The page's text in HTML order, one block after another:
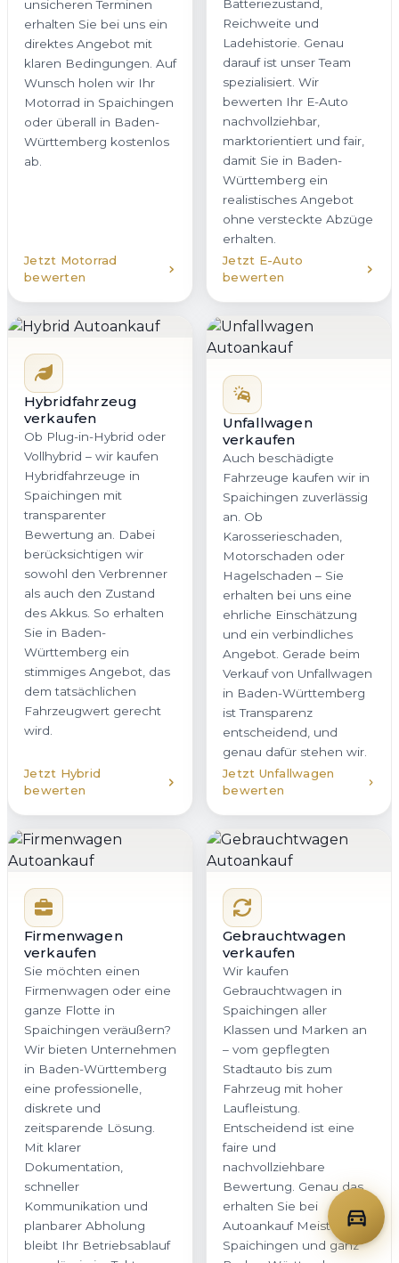
unsicheren Terminen
erhalten Sie bei uns ein
direktes Angebot mit
klaren Bedingungen. Auf
Wunsch holen wir Ihr
Motorrad in Spaichingen
oder überall in Baden-
Württemberg kostenlos
ab.
Jetzt Motorrad
bewerten
Batteriezustand,
Reichweite und
Ladehistorie. Genau
darauf ist unser Team
spezialisiert. Wir
bewerten Ihr E-Auto
nachvollziehbar,
marktorientiert und fair,
damit Sie in Baden-
Württemberg ein
realistisches Angebot
ohne versteckte Abzüge
erhalten.
Jetzt E-Auto
bewerten
Hybridfahrzeug
verkaufen
Ob Plug-in-Hybrid oder
Vollhybrid – wir kaufen
Hybridfahrzeuge in
Spaichingen mit
transparenter
Bewertung an. Dabei
berücksichtigen wir
sowohl den Verbrenner
als auch den Zustand
des Akkus. So erhalten
Sie in Baden-
Württemberg ein
stimmiges Angebot, das
dem tatsächlichen
Fahrzeugwert gerecht
wird.
Jetzt Hybrid
bewerten
Unfallwagen
verkaufen
Auch beschädigte
Fahrzeuge kaufen wir in
Spaichingen zuverlässig
an. Ob
Karosserieschaden,
Motorschaden oder
Hagelschaden – Sie
erhalten bei uns eine
ehrliche Einschätzung
und ein verbindliches
Angebot. Gerade beim
Verkauf von Unfallwagen
in Baden-Württemberg
ist Transparenz
entscheidend, und
genau dafür stehen wir.
Jetzt Unfallwagen
bewerten
Firmenwagen
verkaufen
Sie möchten einen
Firmenwagen oder eine
ganze Flotte in
Spaichingen veräußern?
Wir bieten Unternehmen
in Baden-Württemberg
eine professionelle,
diskrete und
zeitsparende Lösung.
Mit klarer
Dokumentation,
schneller
Kommunikation und
planbarer Abholung
bleibt Ihr Betriebsablauf
Gebrauchtwagen
verkaufen
Wir kaufen
Gebrauchtwagen in
Spaichingen aller
Klassen und Marken an
– vom gepflegten
Stadtauto bis zum
Fahrzeug mit hoher
Laufleistung.
Entscheidend ist eine
faire und
nachvollziehbare
Bewertung. Genau das
erhalten Sie bei
Autoankauf Meister für
Spaichingen und ganz